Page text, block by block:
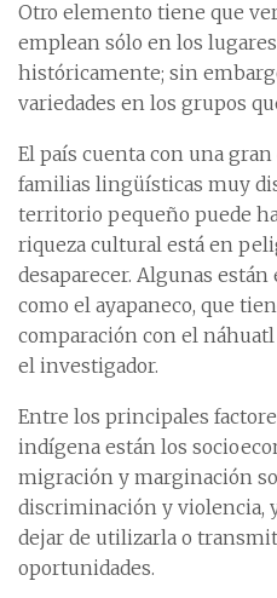
Otro elemento tiene que
emplean sólo en los
históricamente; sin
variedades en los grupos
El país cuenta con una gran
familias lingüísticas muy
territorio pequeño puede
riqueza cultural está en
desaparecer. Algunas
como el ayapaneco, que
comparación con el náhuatl
el investigador.
Entre los principales
indígena están los
migración y marginación
discriminación y violencia,
dejar de utilizarla o
oportunidades.